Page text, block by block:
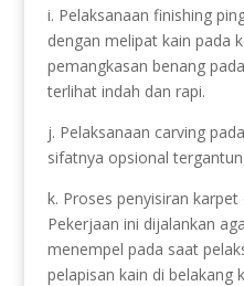
i. Pelaksanaan finishing
dengan melipat kain pada
pemangkasan benang
terlihat indah dan rapi.
j. Pelaksanaan carving
sifatnya opsional
k. Proses penyisiran
Pekerjaan ini dijalankan
menempel pada saat
pelapisan kain di belakang